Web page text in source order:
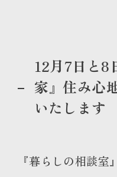
12月7日と8
家』住み心
いたします
『暮らしの相談室